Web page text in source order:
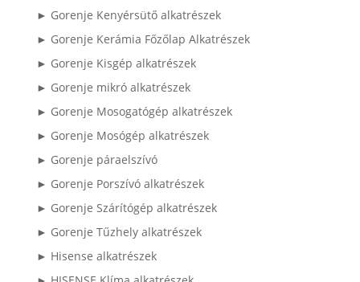
► Gorenje Kenyérsütő alkatrészek
► Gorenje Kerámia Főzőlap Alkatrészek
► Gorenje Kisgép alkatrészek
► Gorenje mikró alkatrészek
► Gorenje Mosogatógép alkatrészek
► Gorenje Mosógép alkatrészek
► Gorenje páraelszívó
► Gorenje Porszívó alkatrészek
► Gorenje Szárítógép alkatrészek
► Gorenje Tűzhely alkatrészek
► Hisense alkatrészek